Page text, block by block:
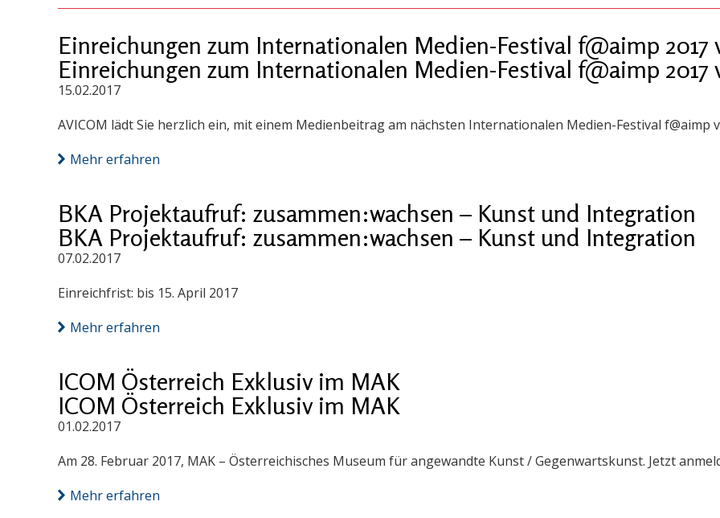
Einreichungen zum Internationalen Medien-Festival f@aimp 2017
Einreichungen zum Internationalen Medien-Festival f@aimp 2017
15.02.2017
AVICOM lädt Sie herzlich ein, mit einem Medienbeitrag am nächsten Internationalen Medien-Festival f@aimp
Mehr erfahren
BKA Projektaufruf: zusammen:wachsen – Kunst und Integration
BKA Projektaufruf: zusammen:wachsen – Kunst und Integration
07.02.2017
Einreichfrist: bis 15. April 2017
Mehr erfahren
ICOM Österreich Exklusiv im MAK
ICOM Österreich Exklusiv im MAK
01.02.2017
Am 28. Februar 2017, MAK – Österreichisches Museum für angewandte Kunst / Gegenwartskunst. Jetzt
Mehr erfahren